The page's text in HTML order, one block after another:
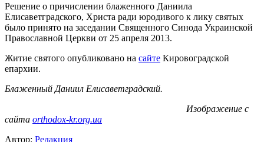
Решение о причислении блаженного Даниила
Елисаветградского, Христа ради юродивого к лику святых
было принято на заседании Священного Синода Украинской
Православной Церкви от 25 апреля 2013.
Житие святого опубликовано на сайте Кировоградской
епархии.
Блаженный Даниил Елисаветградский.
Изображение с
сайта orthodox-kr.org.ua
Автор: Редакция